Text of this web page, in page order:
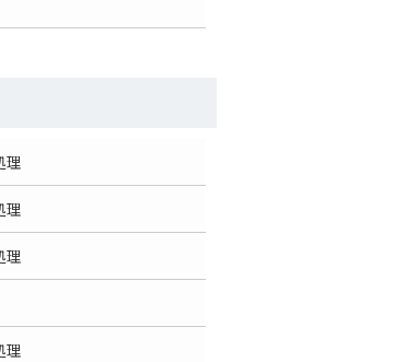
理
理
理
理